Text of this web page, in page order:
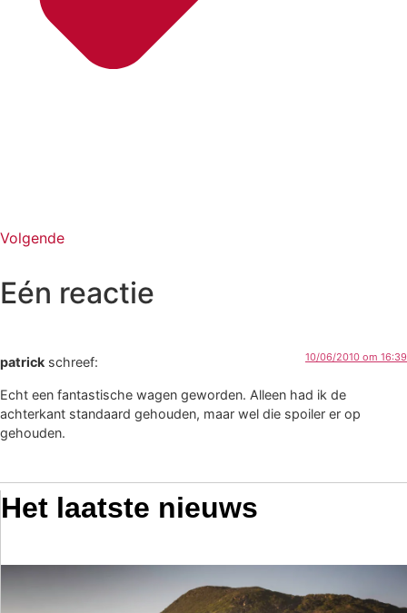
Volgende
Eén reactie
patrick schreef: 10/06/2010 om 16:39
Echt een fantastische wagen geworden. Alleen had ik de
achterkant standaard gehouden, maar wel die spoiler er op
gehouden.
Het laatste nieuws